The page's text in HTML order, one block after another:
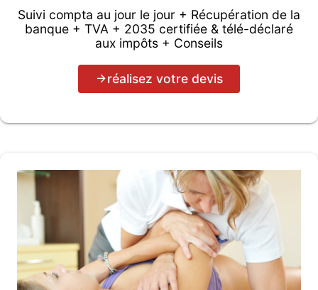
Suivi compta au jour le jour + Récupération de la
banque + TVA + 2035 certifiée & télé-déclaré
aux impôts + Conseils
réalisez votre devis